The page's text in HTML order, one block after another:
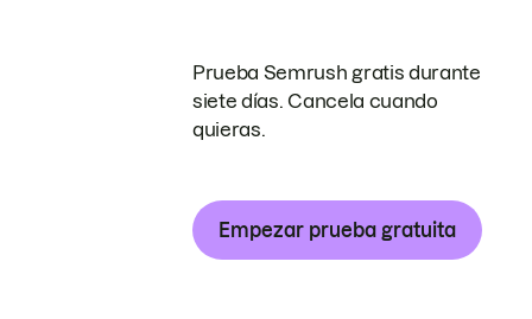
Prueba Semrush gratis durante
siete días. Cancela cuando
quieras.
Empezar prueba gratuita